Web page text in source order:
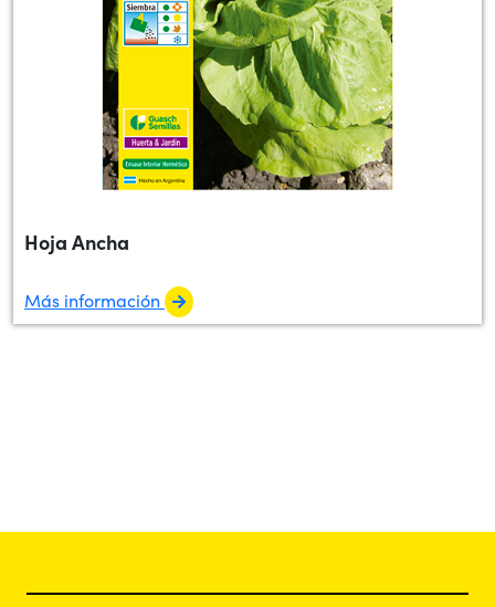
Hoja Ancha
Más información